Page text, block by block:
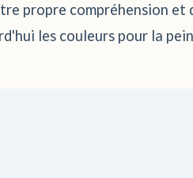
propre compréhension
les couleurs pour la